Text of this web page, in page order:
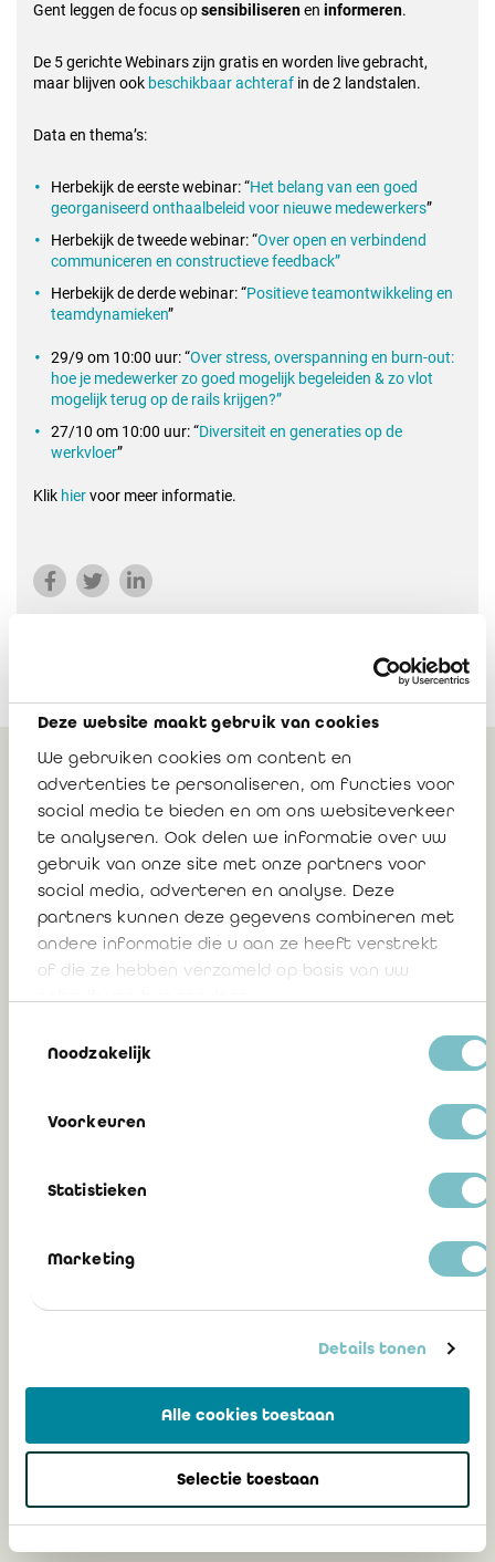
Deze website maakt gebruik van cookies
We gebruiken cookies om content en
advertenties te personaliseren, om functies voor
social media te bieden en om ons websiteverkeer
te analyseren. Ook delen we informatie over uw
gebruik van onze site met onze partners voor
social media, adverteren en analyse. Deze
partners kunnen deze gegevens combineren met
andere informatie die u aan ze heeft verstrekt
of die ze hebben verzameld op basis van uw
Noodzakelijk
Voorkeuren
Statistieken
Marketing
Details tonen
Alle cookies toestaan
Selectie toestaan
Gent leggen de focus opsensibiliserenen informeren.
De 5 gerichte Webinars zijn gratis en worden live gebracht,
maar blijven ook beschikbaar achteraf in de 2 landstalen.
Data en thema’s:
Herbekijk de eerste webinar: “Het belang van een goed
georganiseerd onthaalbeleid voor nieuwe medewerkers”
Herbekijk de tweede webinar: “Over open en verbindend
communiceren en constructieve feedback”
Herbekijk de derde webinar: “Positieve teamontwikkeling en
teamdynamieken”
29/9 om 10:00 uur: “Over stress, overspanning en burn-out:
hoe je medewerker zo goed mogelijk begeleiden & zo vlot
mogelijk terug op de rails krijgen?”
27/10 om 10:00 uur: “Diversiteit en generaties op de
werkvloer”
Klik hiervoor meer informatie.
Gerelateerd
Liberform congres 'De werkvloer in
balans' - 3 december 2026
6 augustus 2026
vaardigheden met aantrekkelijke
Maak kennis met Liberform, het
25 februari 2016